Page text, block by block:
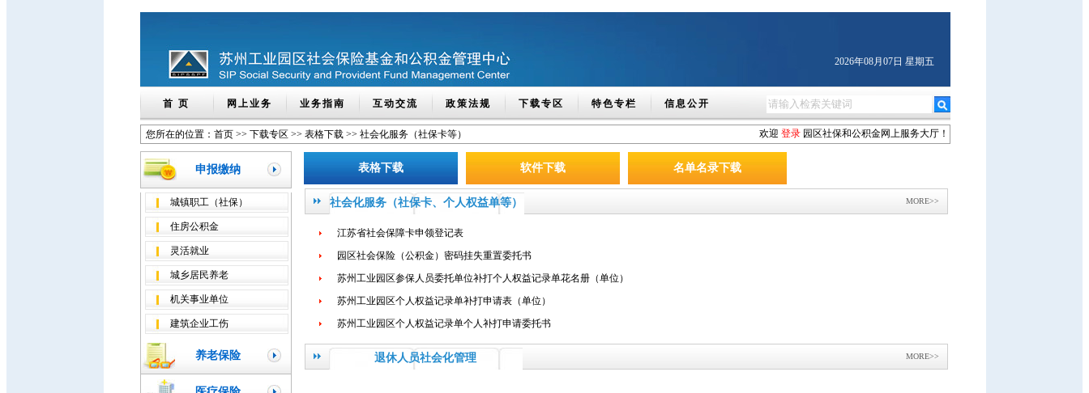
2026年08月07日 星期五
首 页 网上业务 业务指南 互动交流 政策法规 下载专区 特色专栏 信息公开
您所在的位置： 首页>> 下载专区 >> 表格下载>> 社会化服务（社保卡等） 欢迎 登录园区社保和公积金网上服务大厅！
申报缴纳
城镇职工（社保）
住房公积金
灵活就业
城乡居民养老
机关事业单位
建筑企业工伤
养老保险
表格下载 软件下载 名单名录下载
MORE>>
社会化服务（社保卡、个人权益单等）
江苏省社会保障卡申领登记表
园区社会保险（公积金）密码挂失重置委托书
苏州工业园区参保人员委托单位补打个人权益记录单花名册（单位）
苏州工业园区个人权益记录单补打申请表（单位）
苏州工业园区个人权益记录单个人补打申请委托书
MORE>>
退休人员社会化管理